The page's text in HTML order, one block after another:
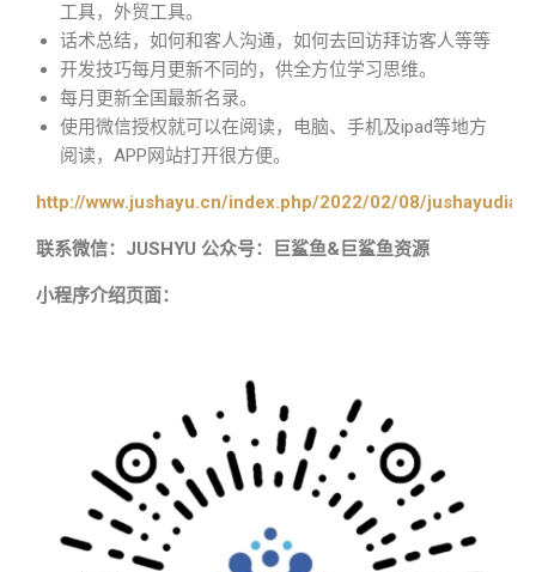
工具，外贸工具。
话术总结，如何和客人沟通，如何去回访拜访客人等等
开发技巧每月更新不同的，供全方位学习思维。
每月更新全国最新名录。
使用微信授权就可以在阅读，电脑、手机及ipad等地方
阅读，APP网站打开很方便。
http://www.jushayu.cn/index.php/2022/02/08/
联系微信：JUSHYU 公众号：巨鲨鱼&巨鲨鱼资源
小程序介绍页面：